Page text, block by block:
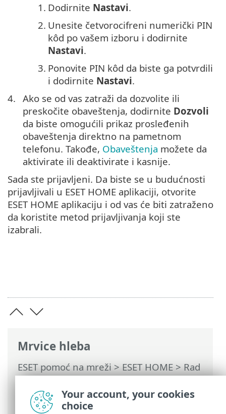
Mrvice hleba
ESET pomoć na mreži>ESET HOME>Rad
sa programom ESET HOME>Upravljanje
ESET HOME nalogom> Kako da se
prijavite na svoj ESET HOME nalog
1. Dodirnite Nastavi.
2. Unesite četvorocifreni numerički PIN
kôd po vašem izboru i dodirnite
Nastavi.
3. Ponovite PIN kôd da biste ga potvrdili
i dodirnite Nastavi.
4. Ako se od vas zatraži da dozvolite ili
preskočite obaveštenja, dodirnite Dozvoli
da biste omogućili prikaz prosleđenih
obaveštenja direktno na pametnom
telefonu. Takođe, Obaveštenja možete da
aktivirate ili deaktivirate i kasnije.
Sada ste prijavljeni. Da biste se u budućnosti
prijavljivali u ESET HOME aplikaciji, otvorite
ESET HOME aplikaciju i od vas će biti zatraženo
da koristite metod prijavljivanja koji ste
izabrali.
Your account, your cookies
choice